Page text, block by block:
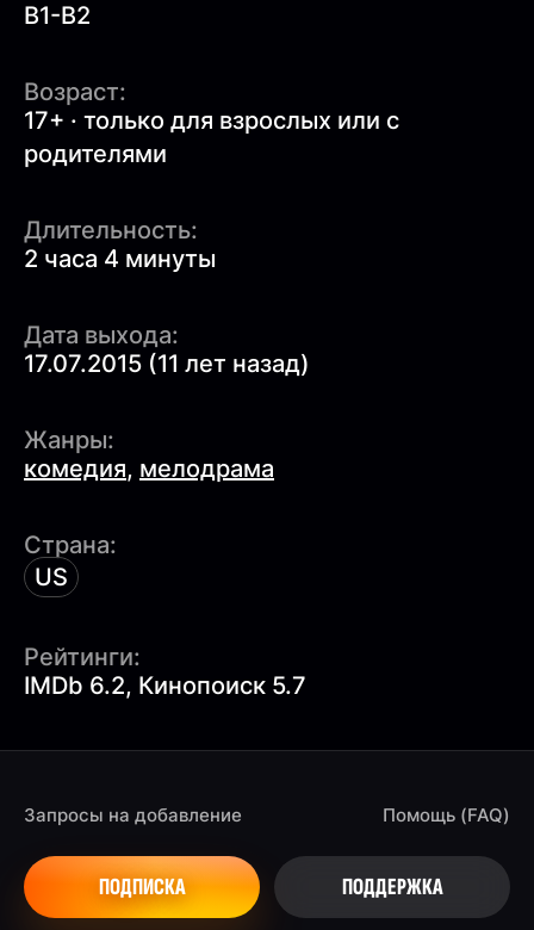
B1-B2
Возраст:
17+ · только для взрослых или с
родителями
Длительность:
2 часа 4 минуты
Дата выхода:
17.07.2015 (11 лет назад)
Жанры:
комедия, мелодрама
Страна:
US
Рейтинги:
IMDb 6.2, Кинопоиск 5.7
Запросы на добавление
ПОДПИСКА
Помощь (FAQ)
ПОДДЕРЖКА